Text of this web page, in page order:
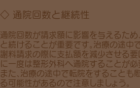
◇ 通院回数と継続性
通院回数が請求額に影響を与えるため
と続けることが重要です。治療の途中
謝料請求の際に支払額を減少させる要
に一度は整形外科へ通院する ことが必
また、 治療の途中で転院をすることも
る可能性があるので注意しましょう。